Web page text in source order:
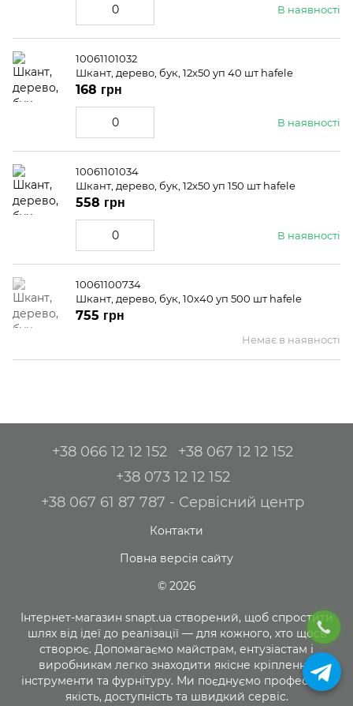
В наявності
10061101032
Шкант, дерево, бук, 12x50 уп 40 шт hafele
В наявності
168 грн
10061101034
Шкант, дерево, бук, 12x50 уп 150 шт hafele
В наявності
558 грн
10061100734
Шкант, дерево, бук, 10x40 уп 500 шт hafele
Немає в наявності
755 грн
+38 066 12 12 152
+38 067 12 12 152
+38 073 12 12 152
+38 067 61 87 787 - Сервісний центр
Контакти
Повна версія сайту
© 2026
Інтернет-магазин snapt.ua створений, щоб спростити
шлях від ідеї до реалізації — для кожного, хто щось
створює. Допомагаємо майстрам, ентузіастам і
виробникам легко знаходити якісне кріплення,
інструменти та фурнітуру. Ми поєднуємо професійну
якість, доступність та швидкий сервіс.